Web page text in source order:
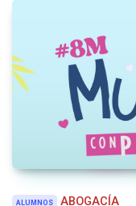
ALUMNOS ABOGACÍA